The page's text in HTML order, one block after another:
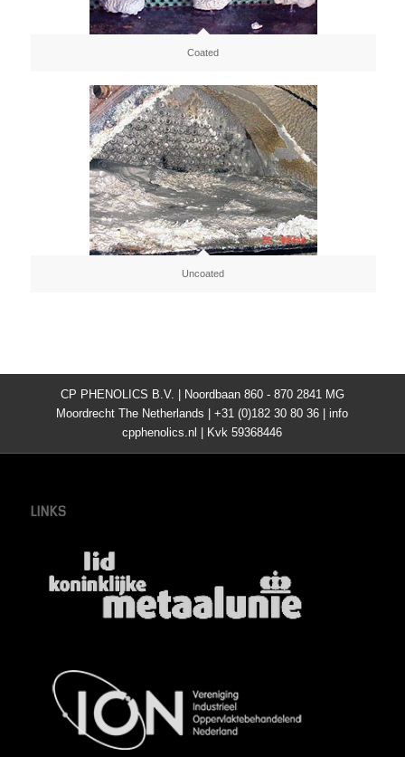
Coated
Uncoated
CP PHENOLICS B.V. | Noordbaan 860 - 870 2841 MG
Moordrecht The Netherlands | +31 (0)182 30 80 36 | info
cpphenolics.nl | Kvk 59368446
LINKS